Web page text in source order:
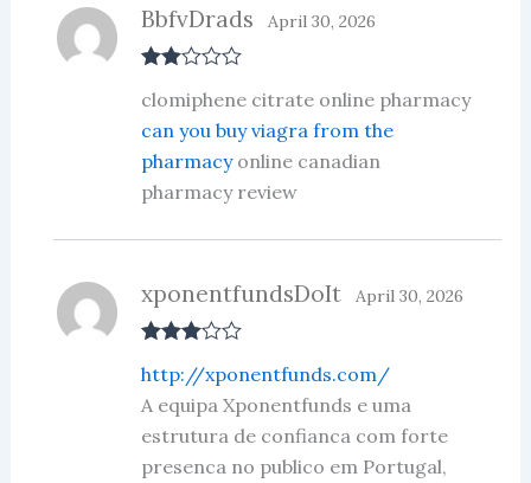
d2
of 5
BbfvDrads April 30, 2026
clomiphene citrate online pharmacy
can you buy viagra from the
pharmacyonline canadian
pharmacy review
out of 5
xponentfundsDoIt April 30, 2026
http://xponentfunds.com/
A equipa Xponentfunds e uma
estrutura de confianca com forte
presenca no publico em Portugal,